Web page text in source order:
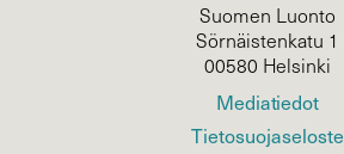
Suomen Luonto
Sörnäistenkatu 1
00580 Helsinki
Mediatiedot
Tietosuojaseloste